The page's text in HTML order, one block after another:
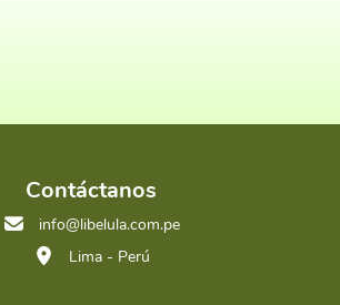
Contáctanos
info@libelula.com.pe
Lima - Perú